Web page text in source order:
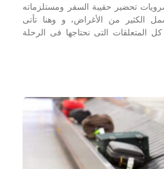
تحضير حقيبة السفر ومستلزماته
الكثير من الأغراض، و وهنا تأتى
المتعلقات التى نحتاجها فى الرحلة